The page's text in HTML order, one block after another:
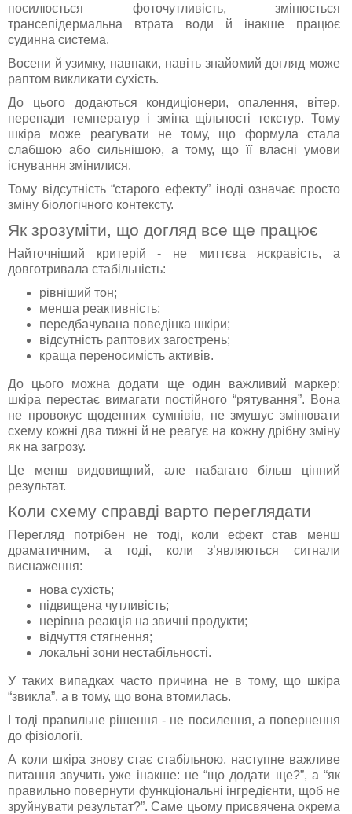
посилюється фоточутливість, змінюється
трансепідермальна втрата води й інакше працює
судинна система.
Восени й узимку, навпаки, навіть знайомий догляд може
раптом викликати сухість.
До цього додаються кондиціонери, опалення, вітер,
перепади температур і зміна щільності текстур. Тому
шкіра може реагувати не тому, що формула стала
слабшою або сильнішою, а тому, що її власні умови
існування змінилися.
Тому відсутність “старого ефекту” іноді означає просто
зміну біологічного контексту.
Як зрозуміти, що догляд все ще працює
Найточніший критерій - не миттєва яскравість, а
довготривала стабільність:
рівніший тон;
менша реактивність;
передбачувана поведінка шкіри;
відсутність раптових загострень;
краща переносимість активів.
До цього можна додати ще один важливий маркер:
шкіра перестає вимагати постійного “рятування”. Вона
не провокує щоденних сумнівів, не змушує змінювати
схему кожні два тижні й не реагує на кожну дрібну зміну
як на загрозу.
Це менш видовищний, але набагато більш цінний
результат.
Коли схему справді варто переглядати
Перегляд потрібен не тоді, коли ефект став менш
драматичним, а тоді, коли з’являються сигнали
виснаження:
нова сухість;
підвищена чутливість;
нерівна реакція на звичні продукти;
відчуття стягнення;
локальні зони нестабільності.
У таких випадках часто причина не в тому, що шкіра
“звикла”, а в тому, що вона втомилась.
І тоді правильне рішення - не посилення, а повернення
до фізіології.
А коли шкіра знову стає стабільною, наступне важливе
питання звучить уже інакше: не “що додати ще?”, а “як
правильно повернути функціональні інгредієнти, щоб не
зруйнувати результат?”. Саме цьому присвячена окрема